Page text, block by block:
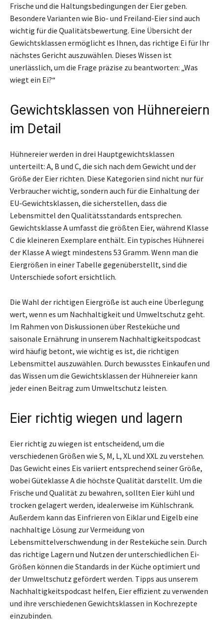
Frische und die Haltungsbedingungen der Eier geben.
Besondere Varianten wie Bio- und Freiland-Eier sind auch
wichtig für die Qualitätsbewertung. Eine Übersicht der
Gewichtsklassen ermöglicht es Ihnen, das richtige Ei für Ihr
nächstes Gericht auszuwählen. Dieses Wissen ist
unerlässlich, um die Frage präzise zu beantworten: „Was
wiegt ein Ei?“
Gewichtsklassen von Hühnereiern
im Detail
Hühnereier werden in drei Hauptgewichtsklassen
unterteilt: A, B und C, die sich nach dem Gewicht und der
Größe der Eier richten. Diese Kategorien sind nicht nur für
Verbraucher wichtig, sondern auch für die Einhaltung der
EU-Gewichtsklassen, die sicherstellen, dass die
Lebensmittel den Qualitätsstandards entsprechen.
Gewichtsklasse A umfasst die größten Eier, während Klasse
C die kleineren Exemplare enthält. Ein typisches Hühnerei
der Klasse A wiegt mindestens 53 Gramm. Wenn man die
Eiergrößen in einer Tabelle gegenüberstellt, sind die
Unterschiede sofort ersichtlich.
Die Wahl der richtigen Eiergröße ist auch eine Überlegung
wert, wenn es um Nachhaltigkeit und Umweltschutz geht.
Im Rahmen von Diskussionen über Resteküche und
saisonale Ernährung in unserem Nachhaltigkeitspodcast
wird häufig betont, wie wichtig es ist, die richtigen
Lebensmittel auszuwählen. Durch bewusstes Einkaufen und
das Wissen um die Gewichtsklassen der Hühnereier kann
jeder einen Beitrag zum Umweltschutz leisten.
Eier richtig wiegen und lagern
Eier richtig zu wiegen ist entscheidend, um die
verschiedenen Größen wie S, M, L, XL und XXL zu verstehen.
Das Gewicht eines Eis variiert entsprechend seiner Größe,
wobei Güteklasse A die höchste Qualität darstellt. Um die
Frische und Qualität zu bewahren, sollten Eier kühl und
trocken gelagert werden, idealerweise im Kühlschrank.
Außerdem kann das Einfrieren von Eiklar und Eigelb eine
nachhaltige Lösung zur Vermeidung von
Lebensmittelverschwendung in der Resteküche sein. Durch
das richtige Lagern und Nutzen der unterschiedlichen Ei-
Größen können die Standards in der Küche optimiert und
der Umweltschutz gefördert werden. Tipps aus unserem
Nachhaltigkeitspodcast helfen, Eier effizient zu verwenden
und ihre verschiedenen Gewichtsklassen in Kochrezepte
einzubinden.